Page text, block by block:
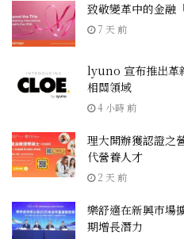
致敬變革中的金融
7 天 前
lyuno 宣布推出革
相關領域
4 小時 前
理大開辦獲認證之
代營養人才
2 天 前
樂舒適在新興市場
期增長潛力